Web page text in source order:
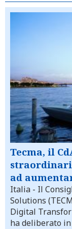
Tecma, il
ad
Italia - Il
Solutions
Digital
ha deliberato